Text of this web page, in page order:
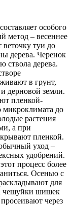
особого
метод – весеннее
веточку туи до
дерева. Черенок
ствола дерева.
в грунт,
дерновой земли.
пленкой-
микроклимата до
растения
а при
пленкой.
уход –
удобрений.
процесс более
Осенью с
для
чешуйки шишек
через